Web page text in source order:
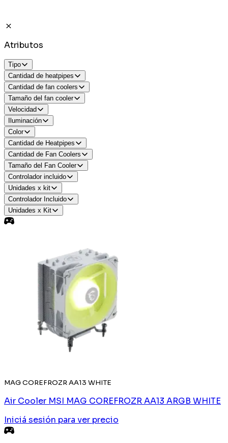
Atributos
Tipo
Cantidad de heatpipes
Cantidad de fan coolers
Tamaño del fan cooler
Velocidad
Iluminación
Color
Cantidad de Heatpipes
Cantidad de Fan Coolers
Tamaño del Fan Cooler
Controlador incluido
Unidades x kit
Controlador Incluido
Unidades x Kit
MAG COREFROZR AA13 WHITE
Air Cooler MSI MAG COREFROZR AA13 ARGB WHITE
Iniciá sesión para ver precio